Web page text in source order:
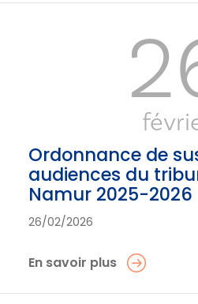
Ordonnance de
audiences du
Namur 2025-2026
26/02/2026
En savoir plus